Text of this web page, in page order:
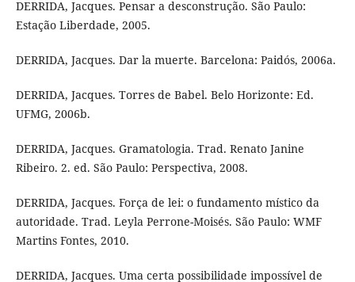
DERRIDA, Jacques. Pensar a desconstrução. São Paulo:
Estação Liberdade, 2005.
DERRIDA, Jacques. Dar la muerte. Barcelona: Paidós, 2006a.
DERRIDA, Jacques. Torres de Babel. Belo Horizonte: Ed.
UFMG, 2006b.
DERRIDA, Jacques. Gramatologia. Trad. Renato Janine
Ribeiro. 2. ed. São Paulo: Perspectiva, 2008.
DERRIDA, Jacques. Força de lei: o fundamento místico da
autoridade. Trad. Leyla Perrone-Moisés. São Paulo: WMF
Martins Fontes, 2010.
DERRIDA, Jacques. Uma certa possibilidade impossível de